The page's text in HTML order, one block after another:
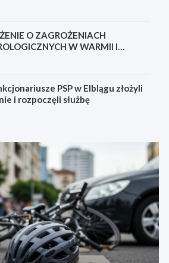
O ZAGROŻENIACH
W WARMII I
PSP w Elblągu złożyli
i rozpoczęli służbę